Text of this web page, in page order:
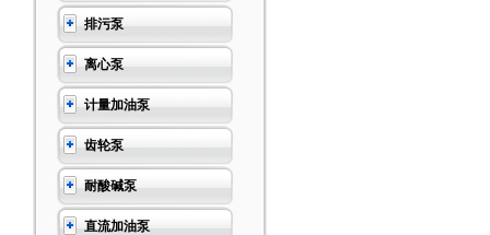
排污泵
离心泵
计量加油泵
齿轮泵
耐酸碱泵
直流加油泵